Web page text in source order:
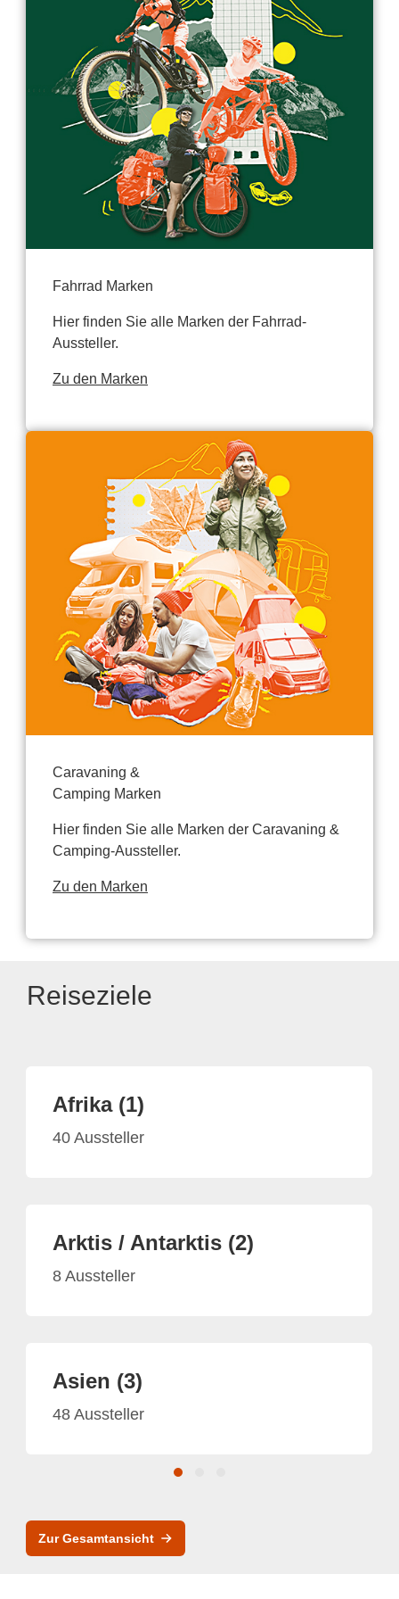
Fahrrad Marken
Hier finden Sie alle Marken der Fahrrad-
Aussteller.
Zu den Marken
Caravaning &
Camping Marken
Hier finden Sie alle Marken der Caravaning &
Camping-Aussteller.
Zu den Marken
Reiseziele
Afrika (1)
40 Aussteller
Arktis / Antarktis (2)
8 Aussteller
Asien (3)
48 Aussteller
Zur Gesamtansicht